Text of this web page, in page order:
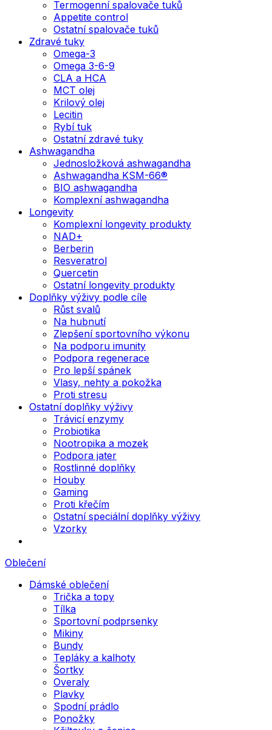
Termogenní spalovače tuků
Appetite control
Ostatní spalovače tuků
Zdravé tuky
Omega-3
Omega 3-6-9
CLA a HCA
MCT olej
Krilový olej
Lecitin
Rybí tuk
Ostatní zdravé tuky
Ashwagandha
Jednosložková ashwagandha
Ashwagandha KSM-66®
BIO ashwagandha
Komplexní ashwagandha
Longevity
Komplexní longevity produkty
NAD+
Berberin
Resveratrol
Quercetin
Ostatní longevity produkty
Doplňky výživy podle cíle
Růst svalů
Na hubnutí
Zlepšení sportovního výkonu
Na podporu imunity
Podpora regenerace
Pro lepší spánek
Vlasy, nehty a pokožka
Proti stresu
Ostatní doplňky výživy
Trávicí enzymy
Probiotika
Nootropika a mozek
Podpora jater
Rostlinné doplňky
Houby
Gaming
Proti křečím
Ostatní speciální doplňky výživy
Vzorky
Oblečení
Dámské oblečení
Trička a topy
Tílka
Sportovní podprsenky
Mikiny
Bundy
Tepláky a kalhoty
Šortky
Overaly
Plavky
Spodní prádlo
Ponožky